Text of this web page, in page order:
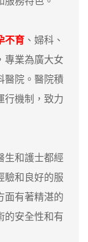
不育 、婦科、
專業為廣大女
醫院。醫院積
行機制，致力
和護士都經
驗和良好的服
面有著精湛的
的安全性和有